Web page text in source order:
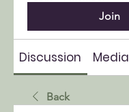
Join
Discussion Media
Back